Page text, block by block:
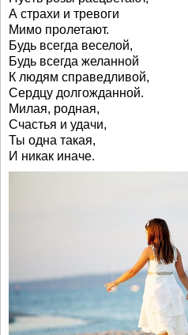
А страхи и тревоги
Мимо пролетают.
Будь всегда веселой,
Будь всегда желанной
К людям справедливой,
Сердцу долгожданной.
Милая, родная,
Счастья и удачи,
Ты одна такая,
И никак иначе.